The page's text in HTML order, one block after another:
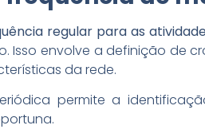
regular para as
Isso envolve a definição de
da rede.
permite a